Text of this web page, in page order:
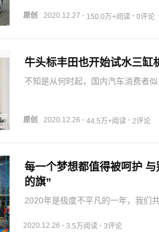
能，…
原创 2020.12.27 · 150.0万+阅读 · 0评论
牛头标丰田也开始试水三缸
不知是从何时起，国内汽车消费者
开。反观市场中那些换了三缸发动机
原创 2020.12.26 · 44.5万+阅读 · 2评论
每一个梦想都值得被呵护
的旗”
2020年是极度不平凡的一年，我们
步，每个人心中都感慨万千。年初
2020.12.26 · 3.5万阅读 · 3评论